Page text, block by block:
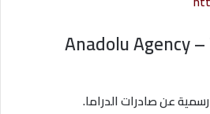
✔ Anadolu Agency
عن صادرات الدراما.